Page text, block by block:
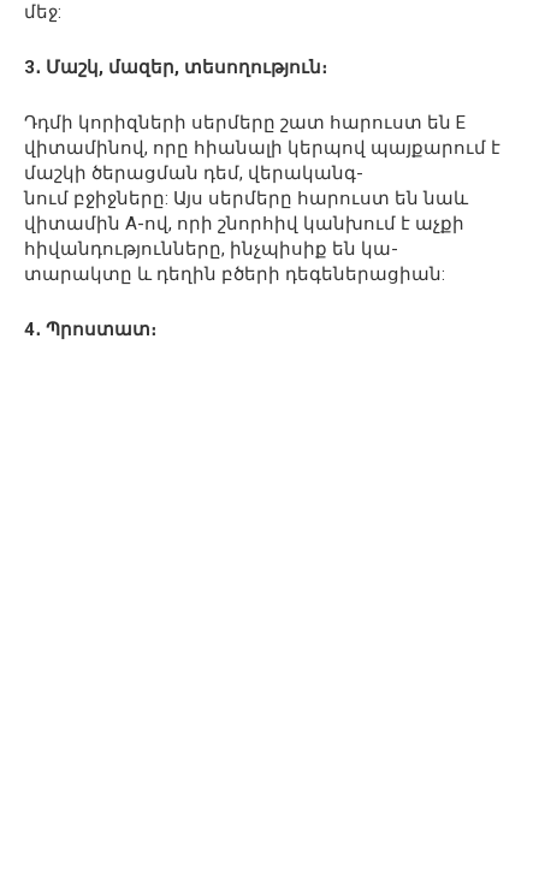
մեջ:
3․ Մաշկ, մազեր, տեսողություն։
Դդմի կորիզների սերմերը շատ հարուստ են Е
վիտամինով, որը հիանալի կերպով պայքարում է
մաշկի ծերացման դեմ, վերականգ-
նում բջիջները: Այս սերմերը հարուստ են նաև
վիտամին А-ով, որի շնորհիվ կանխում է աչքի
հիվանդությունները, ինչպիսիք են կա-
տարակտը և դեղին բծերի դեգեներացիան:
4․ Պրոստատ։